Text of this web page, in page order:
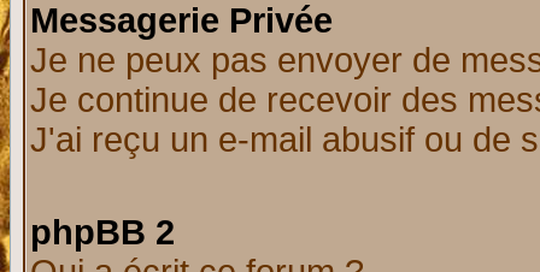
Messagerie Privée
Je ne peux pas envoyer de
Je continue de recevoir des
J'ai reçu un e-mail abusif ou de
phpBB 2